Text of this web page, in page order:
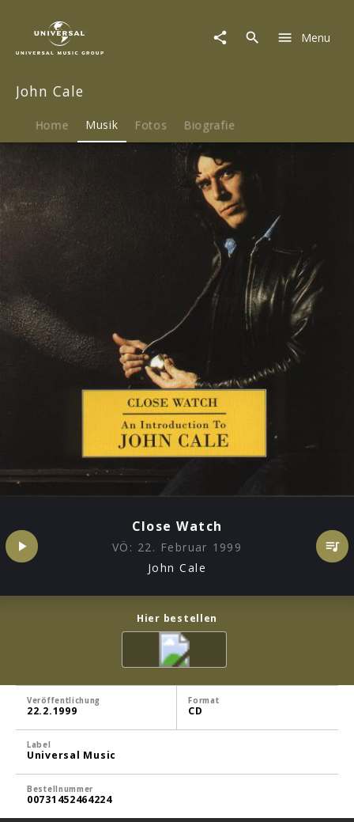
Musik
Close
Menu
John Cale
Home Musik Fotos Biografie
Close Watch
VÖ: 22. Februar 1999
John Cale
Hier bestellen
Veröffentlichung
22.2.1999
Format
CD
Label
Universal Music
Bestellnummer
00731452464224